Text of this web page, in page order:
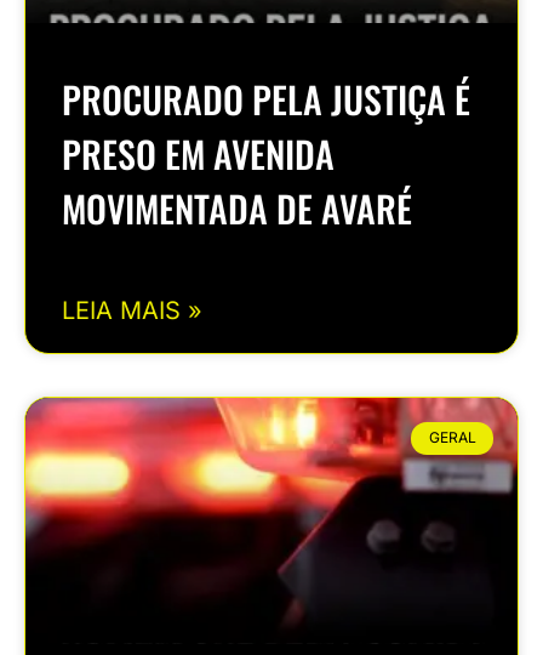
PROCURADO PELA JUSTIÇA É
PRESO EM AVENIDA
MOVIMENTADA DE AVARÉ
LEIA MAIS »
GERAL